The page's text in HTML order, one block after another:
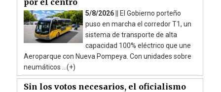
5/8/2026 || El Gobierno porteño
puso en marcha el corredor T1, un
sistema de transporte de alta
capacidad 100% eléctrico que une
Aeroparque con Nueva Pompeya. Con unidades sobre
neumáticos ...(+)
Sin los votos necesarios, el oficialismo